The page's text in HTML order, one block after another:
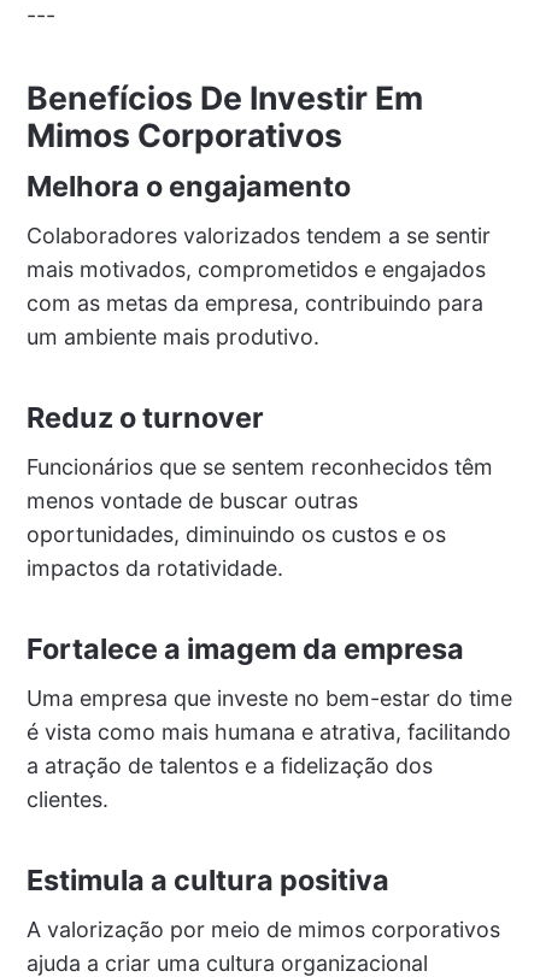
---
Benefícios De Investir Em
Mimos Corporativos
Melhora o engajamento
Colaboradores valorizados tendem a se sentir
mais motivados, comprometidos e engajados
com as metas da empresa, contribuindo para
um ambiente mais produtivo.
Reduz o turnover
Funcionários que se sentem reconhecidos têm
menos vontade de buscar outras
oportunidades, diminuindo os custos e os
impactos da rotatividade.
Fortalece a imagem da empresa
Uma empresa que investe no bem-estar do time
é vista como mais humana e atrativa, facilitando
a atração de talentos e a fidelização dos
clientes.
Estimula a cultura positiva
A valorização por meio de mimos corporativos
ajuda a criar uma cultura organizacional